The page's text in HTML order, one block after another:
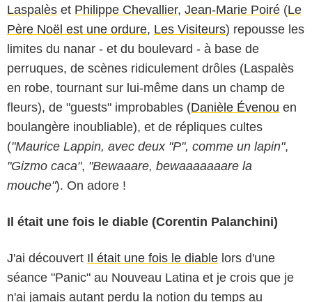
Laspalès et Philippe Chevallier, Jean-Marie Poiré (Le
Père Noël est une ordure, Les Visiteurs) repousse les
limites du nanar - et du boulevard - à base de
perruques, de scènes ridiculement drôles (Laspalès
en robe, tournant sur lui-même dans un champ de
fleurs), de "guests" improbables (Danièle Évenou en
boulangère inoubliable), et de répliques cultes
("Maurice Lappin, avec deux "P", comme un lapin",
"Gizmo caca", "Bewaaare, bewaaaaaaare la
mouche"). On adore !
Il était une fois le diable (Corentin Palanchini)
J'ai découvert Il était une fois le diable lors d'une
séance "Panic" au Nouveau Latina et je crois que je
n'ai jamais autant perdu la notion du temps au